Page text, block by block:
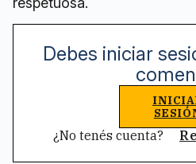
Debes iniciar
¿No tenés cuenta?